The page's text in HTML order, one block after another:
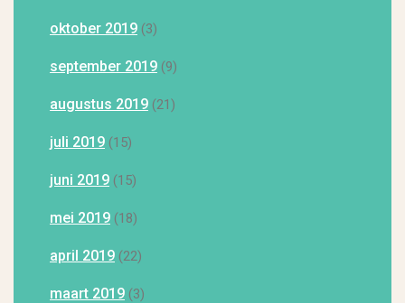
oktober 2019 (3)
september 2019 (9)
augustus 2019 (21)
juli 2019 (15)
juni 2019 (15)
mei 2019 (18)
april 2019 (22)
maart 2019 (3)